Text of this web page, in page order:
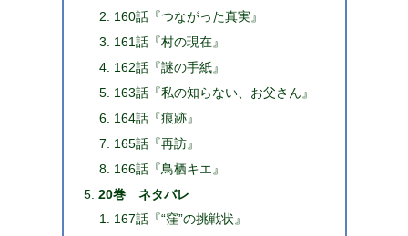
160話『つながった真実』
161話『村の現在』
162話『謎の手紙』
163話『私の知らない、お父さん』
164話『痕跡』
165話『再訪』
166話『鳥栖キエ』
20巻 ネタバレ
167話『“窪”の挑戦状』